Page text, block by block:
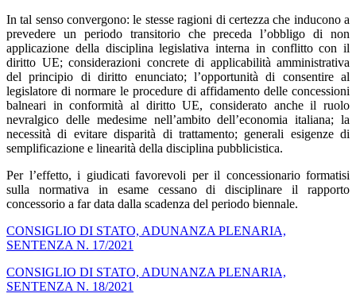
In tal senso convergono: le stesse ragioni di certezza che inducono a
prevedere un periodo transitorio che preceda l’obbligo di non
applicazione della disciplina legislativa interna in conflitto con il
diritto UE; considerazioni concrete di applicabilità amministrativa
del principio di diritto enunciato; l’opportunità di consentire al
legislatore di normare le procedure di affidamento delle concessioni
balneari in conformità al diritto UE, considerato anche il ruolo
nevralgico delle medesime nell’ambito dell’economia italiana; la
necessità di evitare disparità di trattamento; generali esigenze di
semplificazione e linearità della disciplina pubblicistica.
Per l’effetto, i giudicati favorevoli per il concessionario formatisi
sulla normativa in esame cessano di disciplinare il rapporto
concessorio a far data dalla scadenza del periodo biennale.
CONSIGLIO DI STATO, ADUNANZA PLENARIA,
SENTENZA N. 17/2021
CONSIGLIO DI STATO, ADUNANZA PLENARIA,
SENTENZA N. 18/2021